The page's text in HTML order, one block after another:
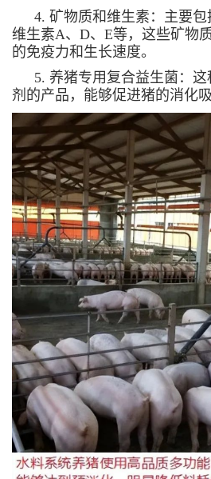
4. 矿物质和维生素：主要包
维生素A、D、E等，这些矿物
的免疫力和生长速度。
5. 养猪专用复合益生菌：
剂的产品，能够促进猪的消化吸